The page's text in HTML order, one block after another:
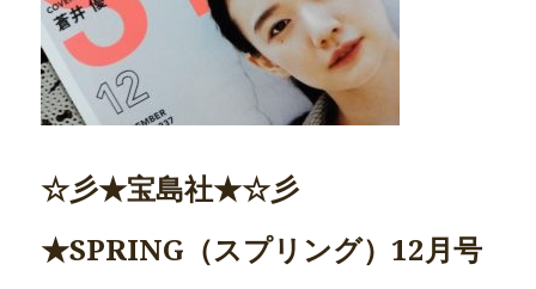
☆彡★宝島社★☆彡
★SPRING（スプリング）12月号